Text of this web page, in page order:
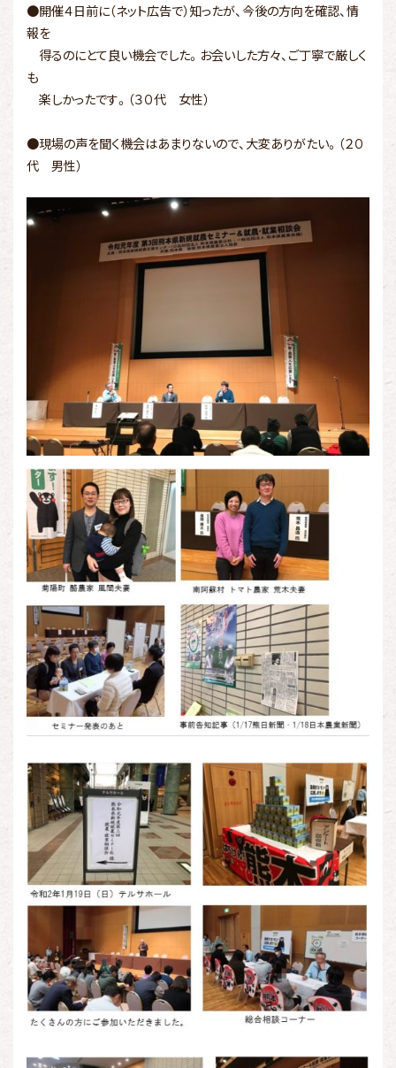
●開催４日前に（ネット広告で）知ったが、今後の方向を確認、情
報を
得るのにとて良い機会でした。お会いした方々、ご丁寧で厳しく
も
楽しかったです。（３０代 女性）
●現場の声を聞く機会はあまりないので、大変ありがたい。（２０
代 男性）